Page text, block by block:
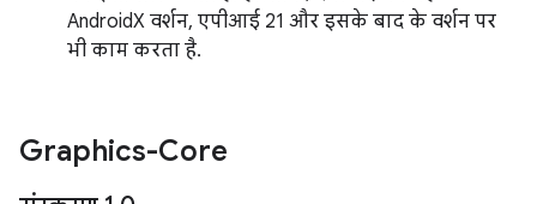
AndroidX वर्शन, एपीआई 21 और इसके बाद के वर्शन पर
भी काम करता है.
Graphics-Core